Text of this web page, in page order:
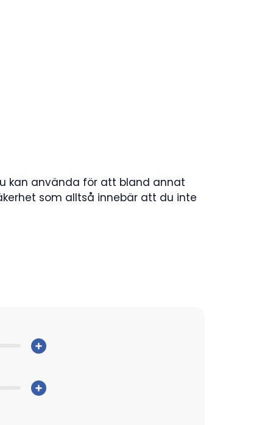
kan använda för att bland annat
som alltså innebär att du inte